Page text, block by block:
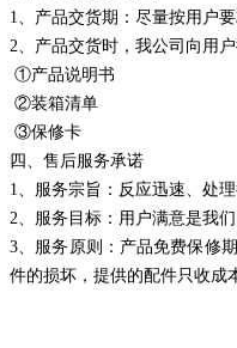
1、产品交货期：尽量按用户
2、产品交货时，我公司向用
①产品说明书
②装箱清单
③保修卡
四、售后服务承诺
1、服务宗旨：反应迅速、处
2、服务目标：用户满意是我
3、服务原则：产品免费保修
件的损坏，提供的配件只收成